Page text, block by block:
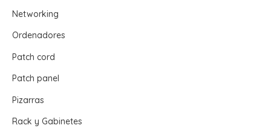
Networking
Ordenadores
Patch cord
Patch panel
Pizarras
Rack y Gabinetes